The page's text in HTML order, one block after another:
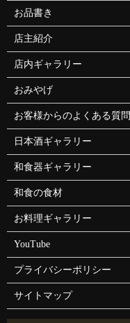
お品書き
店主紹介
店内ギャラリー
おみやげ
お客様からのよくある質問
日本酒ギャラリー
和食器ギャラリー
和食の食材
お料理ギャラリー
YouTube
プライバシーポリシー
サイトマップ